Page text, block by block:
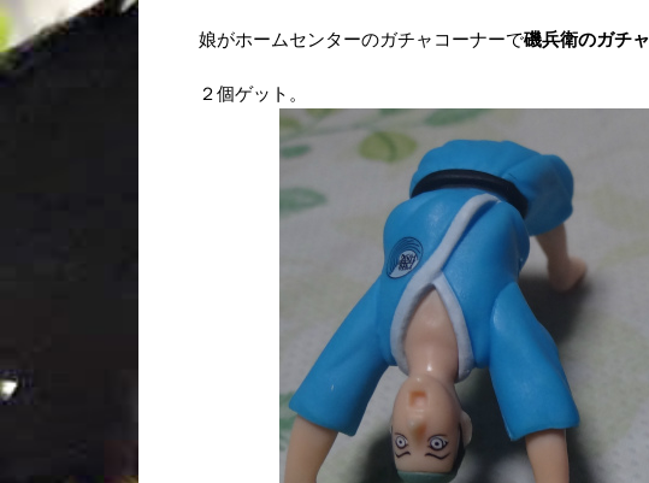
娘がホームセンターのガチャコーナーで磯兵衛のガチャ
２個ゲット。